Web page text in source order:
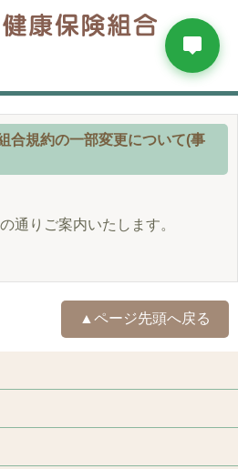
規約の一部変更について(事
通りご案内いたします。
▲ページ先頭へ戻る